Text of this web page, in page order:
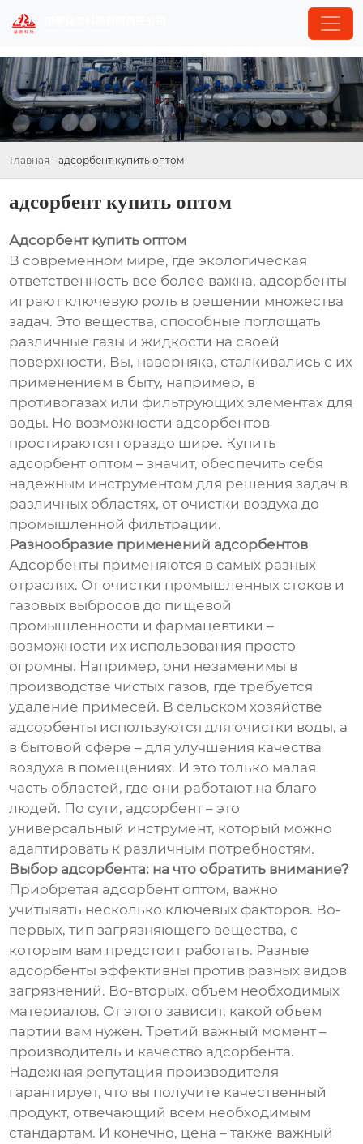
Главная - адсорбент купить оптом
адсорбент купить оптом
Адсорбент купить оптом
В современном мире, где экологическая
ответственность все более важна, адсорбенты
играют ключевую роль в решении множества
задач. Это вещества, способные поглощать
различные газы и жидкости на своей
поверхности. Вы, наверняка, сталкивались с их
применением в быту, например, в
противогазах или фильтрующих элементах для
воды. Но возможности адсорбентов
простираются гораздо шире. Купить
адсорбент оптом – значит, обеспечить себя
надежным инструментом для решения задач в
различных областях, от очистки воздуха до
промышленной фильтрации.
Разнообразие применений адсорбентов
Адсорбенты применяются в самых разных
отраслях. От очистки промышленных стоков и
газовых выбросов до пищевой
промышленности и фармацевтики –
возможности их использования просто
огромны. Например, они незаменимы в
производстве чистых газов, где требуется
удаление примесей. В сельском хозяйстве
адсорбенты используются для очистки воды, а
в бытовой сфере – для улучшения качества
воздуха в помещениях. И это только малая
часть областей, где они работают на благо
людей. По сути, адсорбент – это
универсальный инструмент, который можно
адаптировать к различным потребностям.
Выбор адсорбента: на что обратить внимание?
Приобретая адсорбент оптом, важно
учитывать несколько ключевых факторов. Во-
первых, тип загрязняющего вещества, с
которым вам предстоит работать. Разные
адсорбенты эффективны против разных видов
загрязнений. Во-вторых, объем необходимых
материалов. От этого зависит, какой объем
партии вам нужен. Третий важный момент –
производитель и качество адсорбента.
Надежная репутация производителя
гарантирует, что вы получите качественный
продукт, отвечающий всем необходимым
стандартам. И конечно, цена – также важный